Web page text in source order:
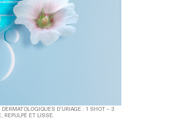
D’URIAGE : 1 SHOT – 3
REPULPE ET LISSE.